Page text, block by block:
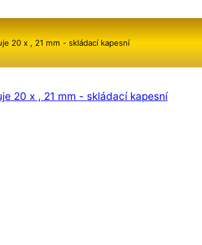
20 x , 21 mm - skládací kapesní